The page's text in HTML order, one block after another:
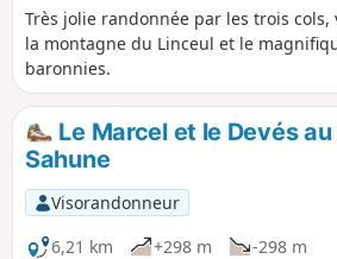
Très jolie randonnée par les trois
la montagne du Linceul et le
baronnies.
Le Marcel et le Devés
Sahune
Visorandonneur
6,21 km
+298 m
-298 m